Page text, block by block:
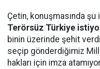
Çetin, konuşmasında
Terörsüz Türkiye
binin üzerinde şehit
seçip gönderdiğimiz
hakları için imza